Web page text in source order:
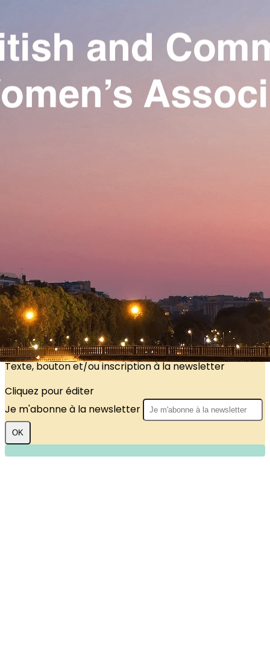
Exporter uniquement les colonnes affichées
Ajoutez un logo, un bouton, des réseaux sociaux
Our Association
Activities
Join us
?>
Images de la page d'accueil
Cliquez pour éditer
Texte, bouton et/ou inscription à la newsletter
Cliquez pour éditer
Je m'abonne à la newsletter
OK